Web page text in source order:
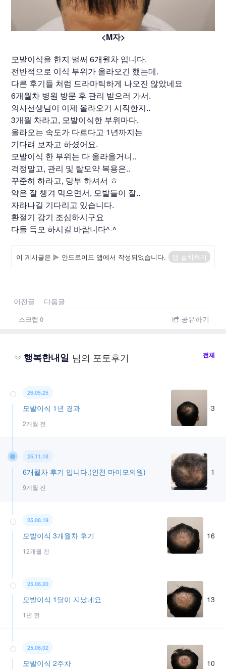
<M자>
모발이식을 한지 벌써 6개월차 입니다.
전반적으로 이식 부위가 올라오긴 했는데.
다른 후기들 처럼 드라마틱하게 나오진 않았네요
6개월차 병원 방문 후 관리 받으러 가서.
의사선생님이 이제 올라오기 시작한지..
3개월 차라고, 모발이식한 부위마다.
올라오는 속도가 다르다고 1년까지는
기다려 보자고 하셨어요.
모발이식 한 부위는 다 올라올거니..
걱정말고, 관리 및 탈모약 복용은..
꾸준히 하라고, 당부 하셔서 ㅎ
약은 잘 챙겨 먹으면서, 모발들이 잘..
자라나길 기다리고 있습니다.
환절기 감기 조심하시구요
다들 득모 하시길 바랍니다^-^
이 게시글은 안드로이드 앱에서 작성되었습니다. 앱 설치하기
이전글 다음글
스크랩 0 공유하기
행복한내일 님의 포토후기 전체
26.05.25
모발이식 1년 경과
2개월 전
3
25.11.18
6개월차 후기 입니다.(인천 마이모의원)
9개월 전
1
25.08.19
모발이식 3개월차 후기
12개월 전
16
25.06.20
모발이식 1달이 지났네요
1년 전
13
25.06.02
모발이식 2주차 10